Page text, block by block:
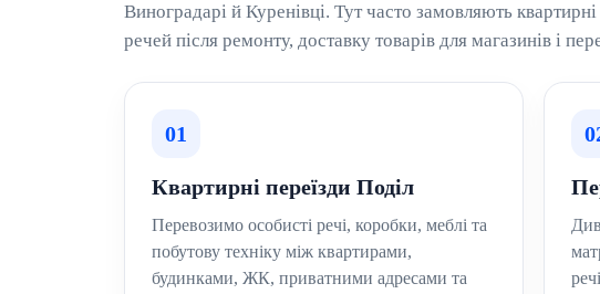
Виноградарі й Куренівці. Тут часто замовляють
речей після ремонту, доставку товарів для магазинів і
01
Квартирні переїзди Поділ
Перевозимо особисті речі, коробки, меблі та
побутову техніку між квартирами,
будинками, ЖК, приватними адресами та